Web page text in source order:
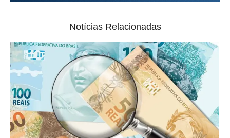
Notícias Relacionadas